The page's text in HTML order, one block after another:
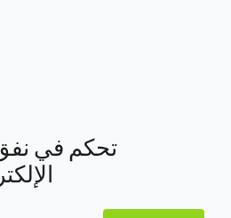
تحكم في